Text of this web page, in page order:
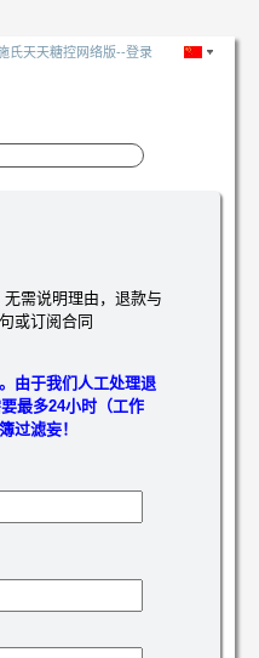
氏天天糖控网络版--登录
无需说明理由，退款与
或订阅合同
由于我们人工处理退
最多24小时（工作
过滤妄！